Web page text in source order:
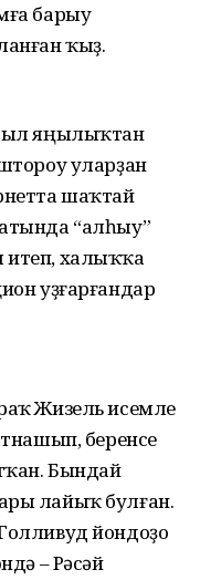
барыу
ҡыҙ.
яңылыҡтан
уларҙан
шаҡтай
“алһыу”
халыҡҡа
уҙғарғандар
Жизель исемле
беренсе
Бындай
лайыҡ булған.
йондоҙо
– Рәсәй